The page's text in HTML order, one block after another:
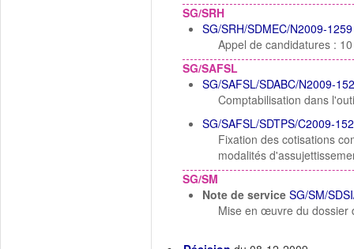
SG/SRH
SG/SRH/SDMEC/N2009-1259
Appel de candidatures :
SG/SAFSL
SG/SAFSL/SDABC/N2009-
Comptabilisation dans
SG/SAFSL/SDTPS/C2009-
Fixation des cotisations
modalités
SG/SM
Note de service SG/SM/
Mise en œuvre du dossier